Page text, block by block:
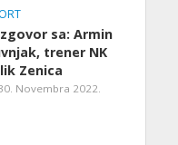
sa: Armin
trener NK
Zenica
Novembra 2022.